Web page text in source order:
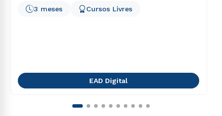
3 meses Cursos Livres
EAD Digital